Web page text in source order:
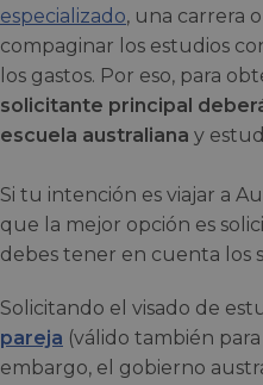
especializado, una carrera
compaginar los estudios
los gastos. Por eso, para
solicitante principal
escuela australiana y
Si tu intención es viajar a
que la mejor opción es
debes tener en cuenta los
Solicitando el visado de
pareja (válido también
embargo, el gobierno